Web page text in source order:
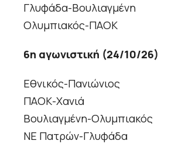
Γλυφάδα-Βουλιαγμένη
Ολυμπιακός-ΠΑΟΚ
6η αγωνιστική (24/10/26)
Εθνικός-Πανιώνιος
ΠΑΟΚ-Χανιά
Βουλιαγμένη-Ολυμπιακός
ΝΕ Πατρών-Γλυφάδα